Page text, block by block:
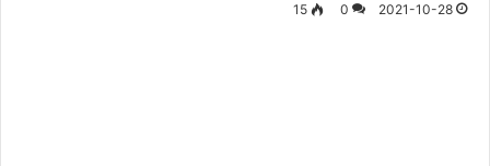
2021-10-28
0
15